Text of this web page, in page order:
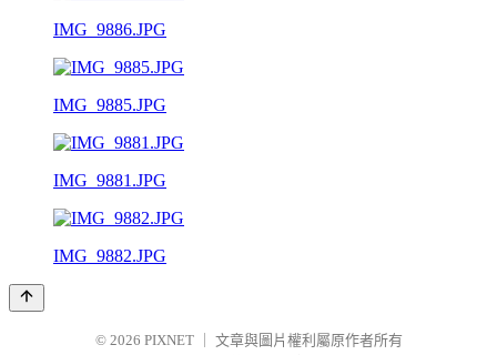
IMG_9886.JPG
IMG_9885.JPG
IMG_9881.JPG
IMG_9882.JPG
© 2026 PIXNET
文章與圖片權利屬原作者所有